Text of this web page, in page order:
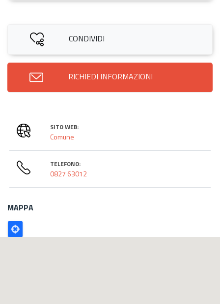
CONDIVIDI
RICHIEDI INFORMAZIONI
SITO WEB:
Comune
TELEFONO:
0827 63012
MAPPA
Poligono
GEO